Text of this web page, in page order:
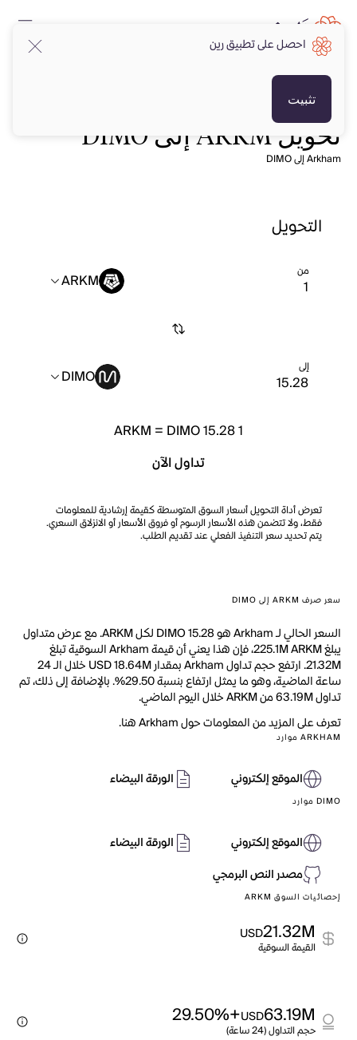
تحويل ARKM إلى DIMO
Arkham إلى DIMO
التحويل
من ARKM
إلى DIMO
1
ARKM = DIMO 15.28
تداول الآن
تعرض أداة التحويل أسعار السوق المتوسطة كقيمة إرشادية للمعلومات
فقط، ولا تتضمن هذه الأسعار الرسوم أو فروق الأسعار أو الانزلاق السعري.
يتم تحديد سعر التنفيذ الفعلي عند تقديم الطلب.
سعر صرف ARKM إلى DIMO
السعر الحالي لـ Arkham هو DIMO 15.28 لكل ARKM. مع عرض متداول
يبلغ 225.1M ARKM، فإن هذا يعني أن قيمة Arkham السوقية تبلغ
21.32M. ارتفع حجم تداول Arkham بمقدار USD 18.64M خلال الـ 24
ساعة الماضية، وهو ما يمثل ارتفاع بنسبة 29.50%. بالإضافة إلى ذلك، تم
تداول 63.19M من ARKM خلال اليوم الماضي.
تعرف على المزيد من المعلومات حول Arkham هنا.
ARKHAM موارد
الموقع إلكتروني الورقة البيضاء
DIMO موارد
الموقع إلكتروني
الورقة البيضاء
مصدر النص البرمجي
إحصائيات السوق ARKM
21.32M
USD
القيمة السوقية
63.19M
USD
+29.50%
حجم التداول (24 ساعة)
احصل على تطبيق رين
تثبيت